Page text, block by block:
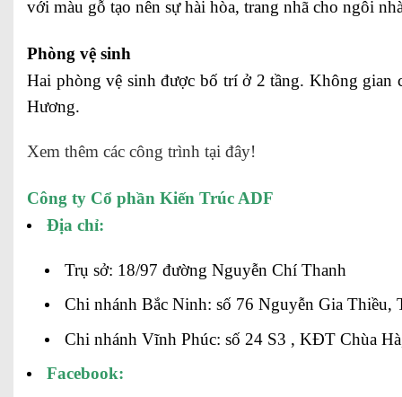
với màu gỗ tạo nên sự hài hòa, trang nhã cho ngôi
Phòng vệ sinh
Hai phòng vệ sinh được bố trí ở 2 tầng. Không gian
Hương.
Xem thêm các công trình tại đây!
Công ty Cổ phần Kiến Trúc ADF
Địa chỉ:
Trụ sở: 18/97 đường Nguyễn Chí Thanh
Chi nhánh Bắc Ninh: số 76 Nguyễn Gia Thiều,
Chi nhánh Vĩnh Phúc: số 24 S3 , KĐT Chùa
Facebook: